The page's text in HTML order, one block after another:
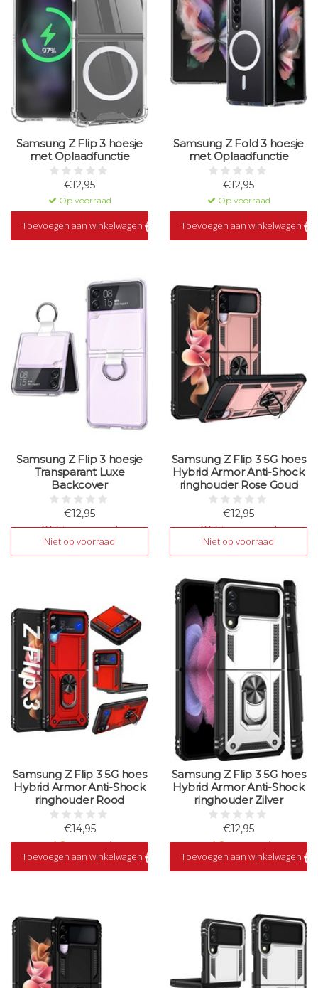
Samsung Z Flip 3 hoesje
met Oplaadfunctie
€12,95
Op voorraad
Toevoegen aan winkelwagen
Samsung Z Fold 3 hoesje
met Oplaadfunctie
€12,95
Op voorraad
Toevoegen aan winkelwagen
Samsung Z Flip 3 hoesje
Transparant Luxe
Backcover
€12,95
Niet op voorraad
Niet op voorraad
Samsung Z Flip 3 5G hoes
Hybrid Armor Anti-Shock
ringhouder Rose Goud
€12,95
Niet op voorraad
Niet op voorraad
Samsung Z Flip 3 5G hoes
Hybrid Armor Anti-Shock
ringhouder Rood
€14,95
Op voorraad
Toevoegen aan winkelwagen
Samsung Z Flip 3 5G hoes
Hybrid Armor Anti-Shock
ringhouder Zilver
€12,95
Op voorraad
Toevoegen aan winkelwagen